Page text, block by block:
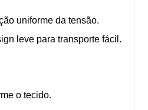
uniforme da tensão.
leve para transporte fácil.
o tecido.